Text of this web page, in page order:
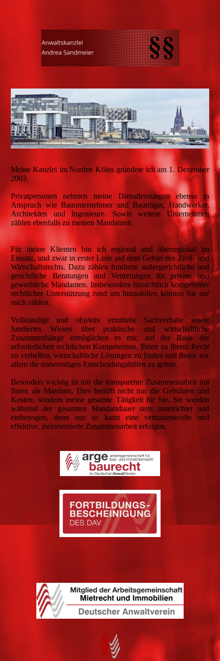
Meine Kanzlei im Norden Kölns gründete ich am 1. Dezember
2003.
Privatpersonen nehmen meine Dienstleistungen ebenso in
Anspruch wie Bauunternehmer und Bauträger, Handwerker,
Architekten und Ingenieure. Sowie weitere Unternehmen
zählen ebenfalls zu meinen Mandanten.
Für meine Klienten bin ich regional und überregional im
Einsatz, und zwar in erster Linie auf dem Gebiet des Zivil- und
Wirtschaftsrechts. Dazu zählen fundierte außergerichtliche und
gerichtliche Beratungen und Vertretungen für private und
gewerbliche Mandanten. Insbesondere hinsichtlich kompetenter
rechtlicher Unterstützung rund um Immobilien können Sie auf
mich zählen.
Vollständige und objektiv ermittelte Sachverhalte sowie
fundiertes Wissen über praktische und wirtschaftliche
Zusammenhänge ermöglichen es mir, auf der Basis der
erforderlichen rechtlichen Kompetenzen, Ihnen zu Ihrem Recht
zu verhelfen, wirtschaftliche Lösungen zu finden und Ihnen vor
allem die notwendigen Entscheidungshilfen zu geben.
Besonders wichtig ist mir die transparente Zusammenarbeit mit
Ihnen als Mandant. Dies betrifft nicht nur die Gebühren und
Kosten, sondern meine gesamte Tätigkeit für Sie. Sie werden
während der gesamten Mandatsdauer stets unterrichtet und
einbezogen, denn nur so kann eine vertrauensvolle und
effektive, zielorientierte Zusammenarbeit erfolgen.